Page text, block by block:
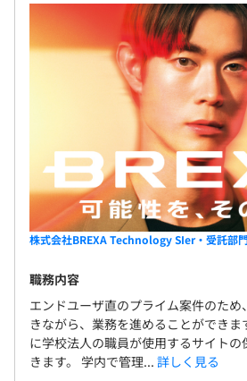
相談の上、ご希望のマシンを支給
Docker、VMware vSphere、Zabbix
派遣（客先）、業務委託（主に本社
ど、さまざまな形態で案件に従事す
チームは案件により規模は違います
がなく、忌憚なき意見交換がおこな
株式会社BREXA Technology SIer・受託部
職務内容
エンドユーザ直のプライム案件のた
きながら、業務を進めることができま
に学校法人の職員が使用するサイト
きます。 学内で管理... 詳しく見る